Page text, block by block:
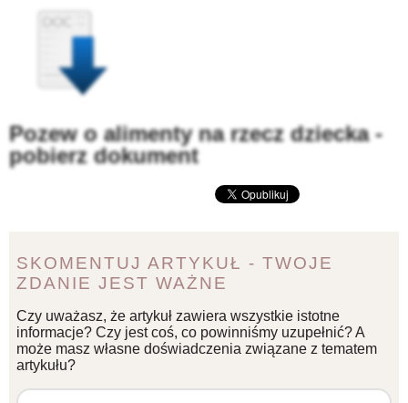
Pozew o alimenty na rzecz dziecka -
pobierz dokument
SKOMENTUJ ARTYKUŁ - TWOJE
ZDANIE JEST WAŻNE
Czy uważasz, że artykuł zawiera wszystkie istotne
informacje? Czy jest coś, co powinniśmy uzupełnić? A
może masz własne doświadczenia związane z tematem
artykułu?